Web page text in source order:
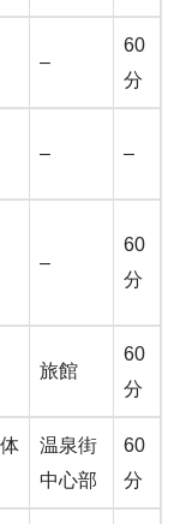
–
60
分
– –
–
60
分
旅館
60
分
温泉街
中心部
60
分